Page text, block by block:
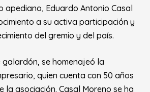
apediano, Eduardo Antonio Casal
a su activa participación y
del gremio y del país.
galardón, se homenajeó la
quien cuenta con 50 años
la asociación. Casal Moreno se ha